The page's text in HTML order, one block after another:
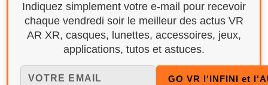
Indiquez simplement votre e-mail pour recevoir
chaque vendredi soir le meilleur des actus VR
AR XR, casques, lunettes, accessoires, jeux,
applications, tutos et astuces.